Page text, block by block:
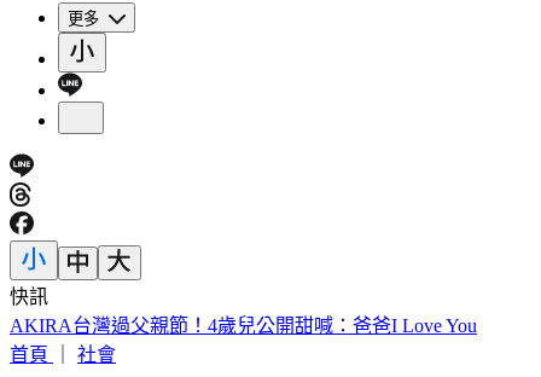
更多
快訊
白海豚「影響最劇」時間到！中北部防豪雨 恐一路濕到下週
末